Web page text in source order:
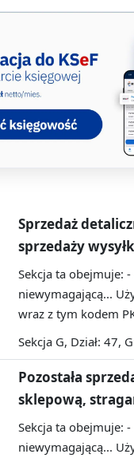
Sprzedaż
sprzedaży
Sekcja ta obejmuje:
niewymagającą...
wraz z tym kodem
Sekcja G, Dział: 47,
Pozostała
sklepową,
Sekcja ta obejmuje:
niewymagającą...